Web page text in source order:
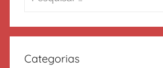
Categorias